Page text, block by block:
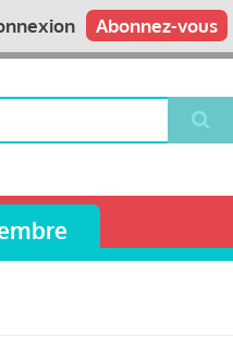
Abonnez-vous